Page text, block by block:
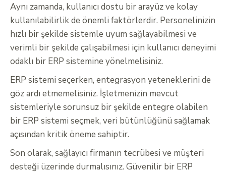
Aynı zamanda, kullanıcı dostu bir arayüz ve kolay
kullanılabilirlik de önemli faktörlerdir. Personelinizin
hızlı bir şekilde sistemle uyum sağlayabilmesi ve
verimli bir şekilde çalışabilmesi için kullanıcı deneyimi
odaklı bir ERP sistemine yönelmelisiniz.
ERP sistemi seçerken, entegrasyon yeteneklerini de
göz ardı etmemelisiniz. İşletmenizin mevcut
sistemleriyle sorunsuz bir şekilde entegre olabilen
bir ERP sistemi seçmek, veri bütünlüğünü sağlamak
açısından kritik öneme sahiptir.
Son olarak, sağlayıcı firmanın tecrübesi ve müşteri
desteği üzerinde durmalısınız. Güvenilir bir ERP